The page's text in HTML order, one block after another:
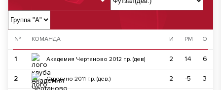
№ КОМАНДА И РМ О
1 Академия Чертаново 2012 г.р. (дев) 2 14 6
2 Строгино 2011 г.р. (дев.) 2 -5 3